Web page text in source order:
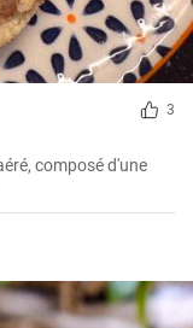
3
composé d'une